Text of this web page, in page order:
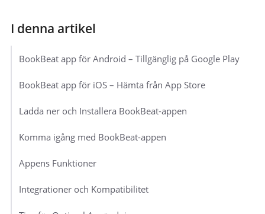
BookBeat app för Android – Tillgänglig på Google Play
BookBeat app för iOS – Hämta från App Store
Ladda ner och Installera BookBeat-appen
Komma igång med BookBeat-appen
Appens Funktioner
Integrationer och Kompatibilitet